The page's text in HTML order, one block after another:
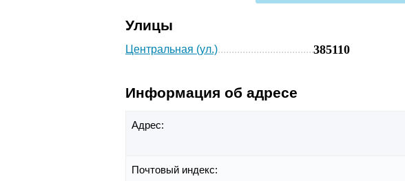
Улицы
Центральная (ул.) 385110
Информация об адресе
Адрес:
Почтовый индекс: